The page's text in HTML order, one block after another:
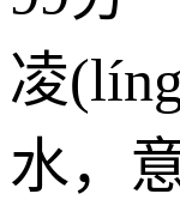
凌
水，